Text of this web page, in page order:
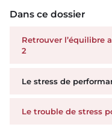
Dans ce dossier
Retrouver l’équilibre
2
Le stress de
Le trouble de stress